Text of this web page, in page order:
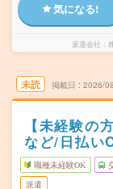
気になる!
派遣会社
未読 掲載日 2026/
【未経験の
など/日払い
職種未経験OK
派遣